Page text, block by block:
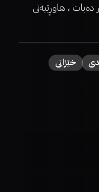
، هاوڕێیەتی
خێزانی